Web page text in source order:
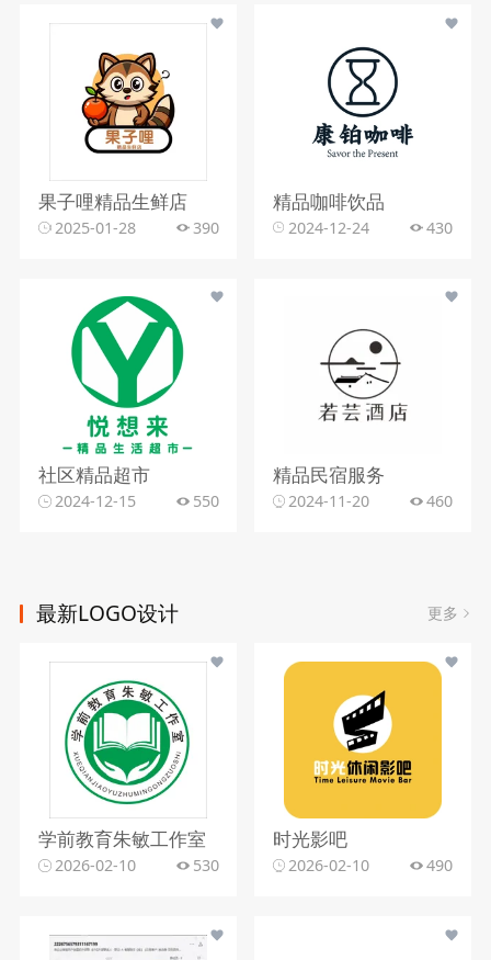
果子哩精品生鲜店
2025-01-28 390
精品咖啡饮品
2024-12-24 430
社区精品超市
2024-12-15 550
精品民宿服务
2024-11-20 460
最新LOGO设计 更多
学前教育朱敏工作室
2026-02-10 530
时光影吧
2026-02-10 490